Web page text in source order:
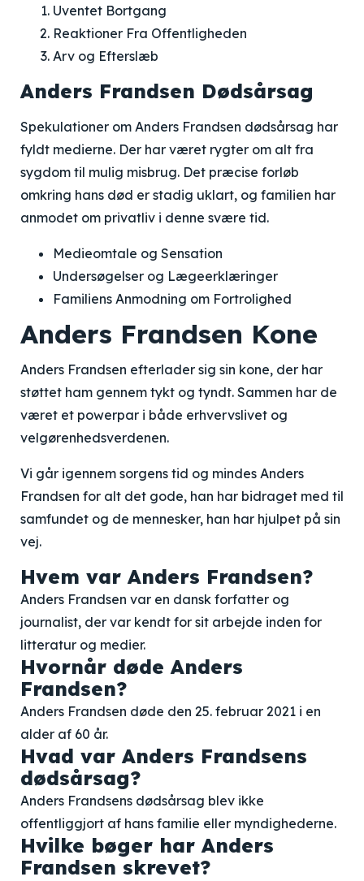
Uventet Bortgang
Reaktioner Fra Offentligheden
Arv og Efterslæb
Anders Frandsen Dødsårsag
Spekulationer om Anders Frandsen dødsårsag har
fyldt medierne. Der har været rygter om alt fra
sygdom til mulig misbrug. Det præcise forløb
omkring hans død er stadig uklart, og familien har
anmodet om privatliv i denne svære tid.
Medieomtale og Sensation
Undersøgelser og Lægeerklæringer
Familiens Anmodning om Fortrolighed
Anders Frandsen Kone
Anders Frandsen efterlader sig sin kone, der har
støttet ham gennem tykt og tyndt. Sammen har de
været et powerpar i både erhvervslivet og
velgørenhedsverdenen.
Vi går igennem sorgens tid og mindes Anders
Frandsen for alt det gode, han har bidraget med til
samfundet og de mennesker, han har hjulpet på sin
vej.
Hvem var Anders Frandsen?
Anders Frandsen var en dansk forfatter og
journalist, der var kendt for sit arbejde inden for
litteratur og medier.
Hvornår døde Anders
Frandsen?
Anders Frandsen døde den 25. februar 2021 i en
alder af 60 år.
Hvad var Anders Frandsens
dødsårsag?
Anders Frandsens dødsårsag blev ikke
offentliggjort af hans familie eller myndighederne.
Hvilke bøger har Anders
Frandsen skrevet?